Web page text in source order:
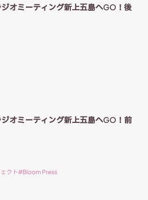
オミーティング新上五島へGO！後
オミーティング新上五島へGO！前
クト Bloom Press